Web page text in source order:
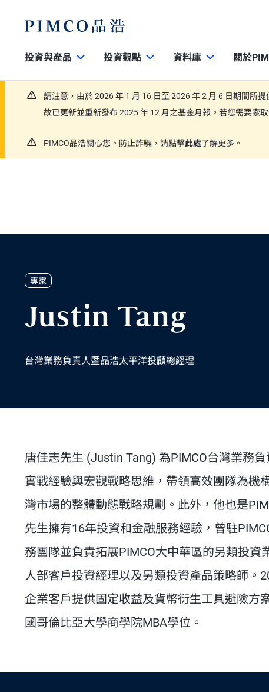
投資與產品 投資觀點 資料庫 關於
請注意，由於 2026 年 1 月 16 日至 2026 年 2 月 6 日期間所
故已更新並重新發布 2025 年 12 月之基金月報。若您需要索
PIMCO品浩關心您。防止詐騙，請點擊此處了解更多。
專家
Justin Tang
台灣業務負責人暨品浩太平洋投顧總經理
唐佳志先生 (Justin Tang) 為PIMCO台灣業務
實戰經驗與宏觀戰略思維，帶領高效團隊為機
灣市場的整體動態戰略規劃。此外，他也是
先生擁有16年投資和金融服務經驗，曾駐
務團隊並負責拓展PIMCO大中華區的另類投
人部客戶投資經理以及另類投資產品策略師。
企業客戶提供固定收益及貨幣衍生工具避險方
國哥倫比亞大學商學院MBA學位。